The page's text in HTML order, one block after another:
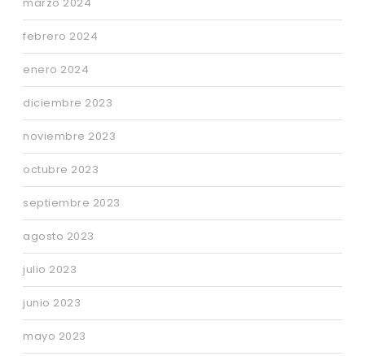
febrero 2024
enero 2024
diciembre 2023
noviembre 2023
octubre 2023
septiembre 2023
agosto 2023
julio 2023
junio 2023
mayo 2023